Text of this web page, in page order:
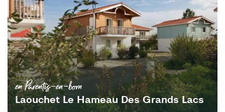
en Parentis-en-born
Laouchet Le Hameau Des Grands Lacs